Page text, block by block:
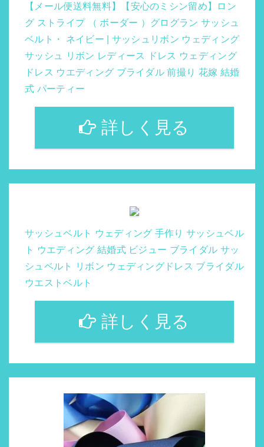
【メール便送料無料】【安心のミシン留め】ロン
グ ストライプ （ ボーダー ）グログラン サッシュ
ベルト・ ネイビー | サッシュリボン ウェディング
サッシュ リボン レディース ドレス ウェディング
ドレス ウエディング ブライダル 前撮り 花嫁 結婚
式 パーティー
詳しく見る
サッシュベルト ウェディング 手作り サッシュベル
ト ウエディング 結婚式 ビジュー ブライダル サッ
シュベルト リボン ウェディングドレス ブライダル
ウエストベルト
詳しく見る